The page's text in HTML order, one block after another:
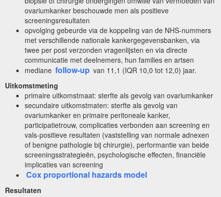
ovariumkanker beschouwde men als positieve
screeningsresultaten
opvolging gebeurde via de koppeling van de NHS-nummers
met verschillende nationale kankergegevensbanken, via
twee per post verzonden vragenlijsten en via directe
communicatie met deelnemers, hun families en artsen
mediane follow-up van 11,1 (IQR 10,0 tot 12,0) jaar.
Uitkomstmeting
primaire uitkomstmaat: sterfte als gevolg van ovariumkanker
secundaire uitkomstmaten: sterfte als gevolg van
ovariumkanker en primaire peritoneale kanker,
participatietrouw, complicaties verbonden aan screening en
vals-positieve resultaten (vaststelling van normale adnexen
of benigne pathologie bij chirurgie), performantie van beide
screeningsstrategieën, psychologische effecten, financiële
implicaties van screening
Cox proportional hazards model
Resultaten